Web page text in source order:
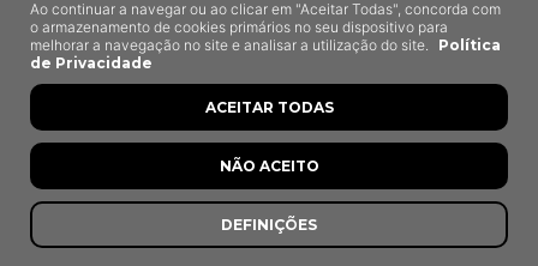
Albergaria-a-Velha
Ao continuar a navegar ou ao clicar em "Aceitar Todas", concorda com
o armazenamento de cookies primários no seu dispositivo para
melhorar a navegação no site e analisar a utilização do site.
Política
de Privacidade
DEFINIÇÕES
NÃO ACEITO
ACEITAR TODAS